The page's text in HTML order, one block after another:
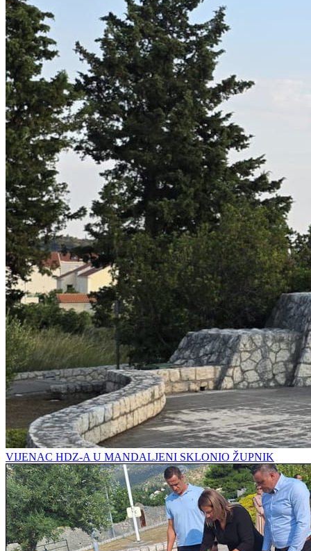
VIJENAC HDZ-A U MANDALJENI SKLONIO ŽUPNIK